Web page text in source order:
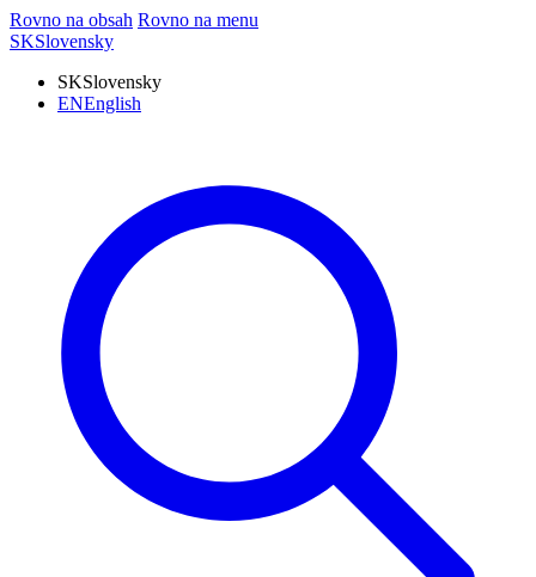
Rovno na obsah Rovno na menu
SKSlovensky
SKSlovensky
ENEnglish